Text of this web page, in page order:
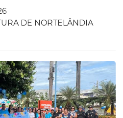
DE NORTELÂNDIA